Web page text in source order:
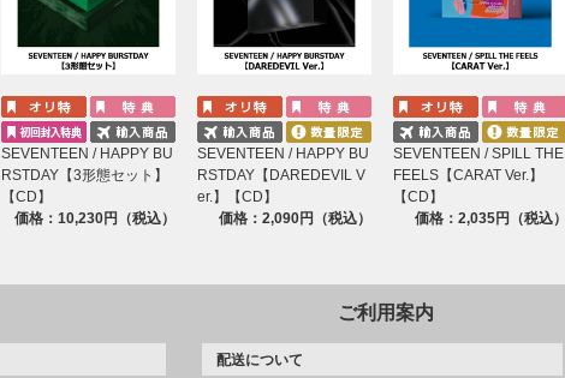
SEVENTEEN / HAPPY BU
RSTDAY【3形態セット】
【CD】
価格：10,230円（税込）
SEVENTEEN / HAPPY BU
RSTDAY【DAREDEVIL V
er.】【CD】
価格：2,090円（税込）
SEVENTEEN / SPILL THE
FEELS【CARAT Ver.】
【CD】
価格：2,035円（税込）
ご利用案内
配送について